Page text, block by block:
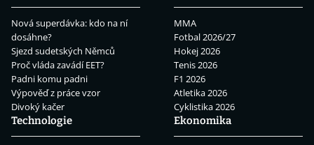
Nová superdávka: kdo na ní
dosáhne?
Sjezd sudetských Němců
Proč vláda zavádí EET?
Padni komu padni
Výpověď z práce vzor
Divoký kačer
MMA
Fotbal 2026/27
Hokej 2026
Tenis 2026
F1 2026
Atletika 2026
Cyklistika 2026
Technologie
Ekonomika